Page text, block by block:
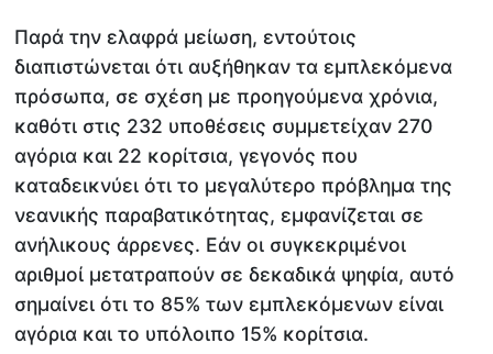
Παρά την ελαφρά μείωση, εντούτοις
διαπιστώνεται ότι αυξήθηκαν τα εμπλεκόμενα
πρόσωπα, σε σχέση με προηγούμενα χρόνια,
καθότι στις 232 υποθέσεις συμμετείχαν 270
αγόρια και 22 κορίτσια, γεγονός που
καταδεικνύει ότι το μεγαλύτερο πρόβλημα της
νεανικής παραβατικότητας, εμφανίζεται σε
ανήλικους άρρενες. Εάν οι συγκεκριμένοι
αριθμοί μετατραπούν σε δεκαδικά ψηφία, αυτό
σημαίνει ότι το 85% των εμπλεκόμενων είναι
αγόρια και το υπόλοιπο 15% κορίτσια.